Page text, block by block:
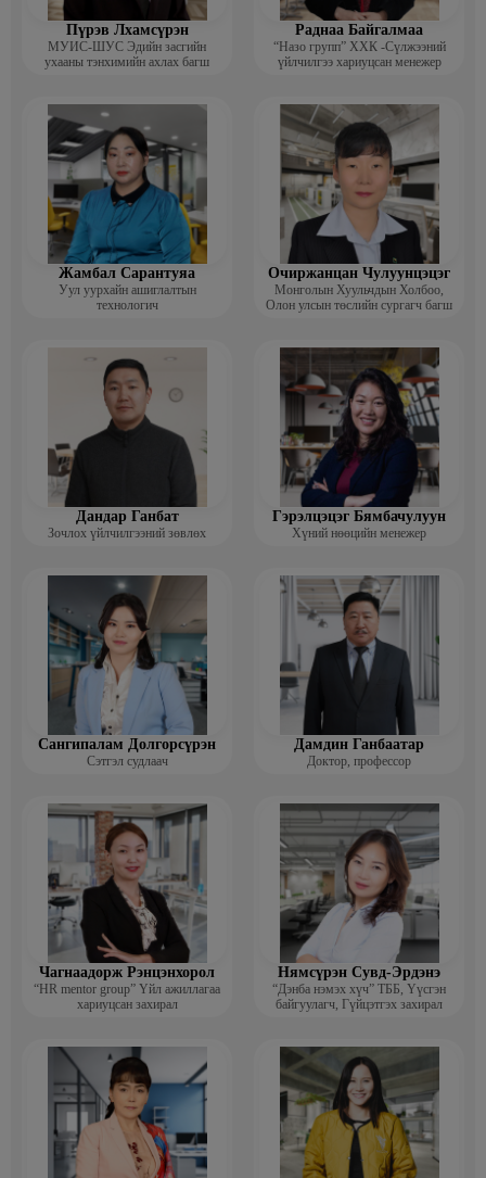
Пүрэв Лхамсүрэн
МУИС-ШУС Эдийн засгийн
ухааны тэнхимийн ахлах багш
Раднаа Байгалмаа
“Назо групп” ХХК -Сүлжээний
үйлчилгээ хариуцсан менежер
Жамбал Сарантуяа
Уул уурхайн ашиглалтын
технологич
Очиржанцан Чулуунцэцэг
Монголын Хуульчдын Холбоо,
Олон улсын төслийн сургагч багш
Дандар Ганбат
Зочлох үйлчилгээний зөвлөх
Гэрэлцэцэг Бямбачулуун
Хүний нөөцийн менежер
Сангипалам Долгорсүрэн
Сэтгэл судлаач
Дамдин Ганбаатар
Доктор, профессор
Чагнаадорж Рэнцэнхорол
“HR mentor group” Үйл ажиллагаа
хариуцсан захирал
Нямсүрэн Сувд-Эрдэнэ
“Дэнба нэмэх хүч” ТББ, Үүсгэн
байгуулагч, Гүйцэтгэх захирал